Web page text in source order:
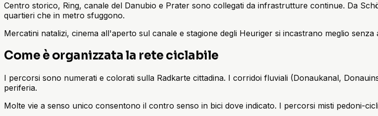
Centro storico, Ring, canale del Danubio e Prater sono collegati da infrastrutture continue. Da
quartieri che in metro sfuggono.
Mercatini natalizi, cinema all'aperto sul canale e stagione degli Heuriger si incastrano meglio senza
Come è organizzata la rete ciclabile
I percorsi sono numerati e colorati sulla Radkarte cittadina. I corridoi fluviali (Donaukanal,
periferia.
Molte vie a senso unico consentono il contro senso in bici dove indicato. I percorsi misti pedoni-